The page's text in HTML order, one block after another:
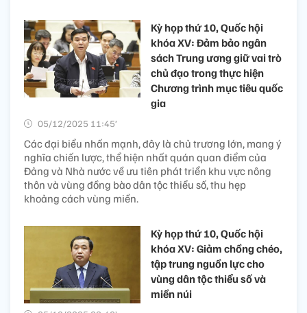
Kỳ họp thứ 10, Quốc hội
khóa XV: Đảm bảo ngân
sách Trung ương giữ vai trò
chủ đạo trong thực hiện
Chương trình mục tiêu quốc
gia
05/12/2025 11:45’
Các đại biểu nhấn mạnh, đây là chủ trương lớn, mang ý
nghĩa chiến lược, thể hiện nhất quán quan điểm của
Đảng và Nhà nước về ưu tiên phát triển khu vực nông
thôn và vùng đồng bào dân tộc thiểu số, thu hẹp
khoảng cách vùng miền.
Kỳ họp thứ 10, Quốc hội
khóa XV: Giảm chồng chéo,
tập trung nguồn lực cho
vùng dân tộc thiểu số và
miền núi